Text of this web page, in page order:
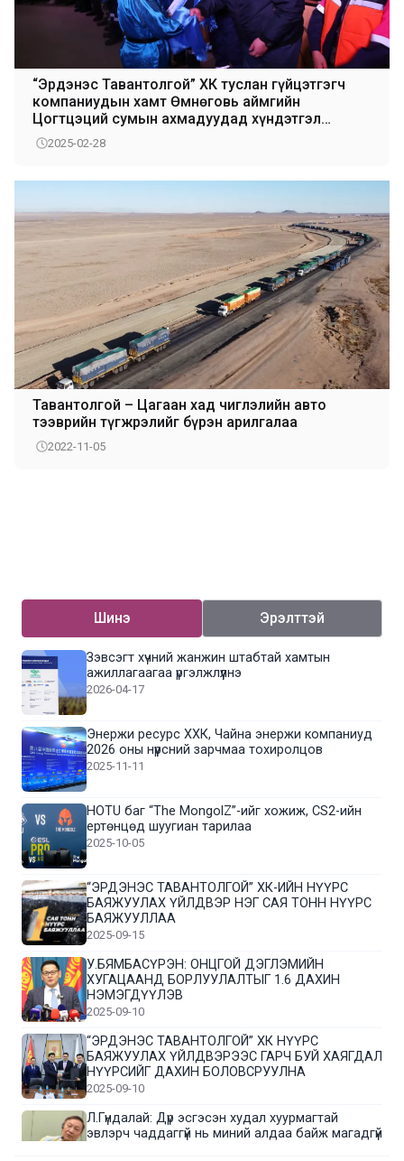
“Эрдэнэс Тавантолгой” ХК туслан гүйцэтгэгч
компаниудын хамт Өмнөговь аймгийн
Цогтцэций сумын ахмадуудад хүндэтгэл
үзүүллээ
2025-02-28
Тавантолгой – Цагаан хад чиглэлийн авто
тээврийн түгжрэлийг бүрэн арилгалаа
2022-11-05
Шинэ Эрэлттэй
Зэвсэгт хүчний жанжин штабтай хамтын
ажиллагаагаа үргэлжлүүлнэ
2026-04-17
Энержи ресурс ХХК, Чайна энержи компаниуд
2026 оны нүүрсний зарчмаа тохиролцов
2025-11-11
HOTU баг “The MongolZ”-ийг хожиж, CS2-ийн
ертөнцөд шуугиан тарилаа
2025-10-05
“ЭРДЭНЭС ТАВАНТОЛГОЙ” ХК-ИЙН НҮҮРС
БАЯЖУУЛАХ ҮЙЛДВЭР НЭГ САЯ ТОНН НҮҮРС
БАЯЖУУЛЛАА
2025-09-15
У.БЯМБАСҮРЭН: ОНЦГОЙ ДЭГЛЭМИЙН
ХУГАЦААНД БОРЛУУЛАЛТЫГ 1.6 ДАХИН
НЭМЭГДҮҮЛЭВ
2025-09-10
“ЭРДЭНЭС ТАВАНТОЛГОЙ” ХК НҮҮРС
БАЯЖУУЛАХ ҮЙЛДВЭРЭЭС ГАРЧ БУЙ ХАЯГДАЛ
НҮҮРСИЙГ ДАХИН БОЛОВСРУУЛНА
2025-09-10
Л.Гүндалай: Дүр эсгэсэн худал хуурмагтай
эвлэрч чаддаггүй нь миний алдаа байж магадгүй